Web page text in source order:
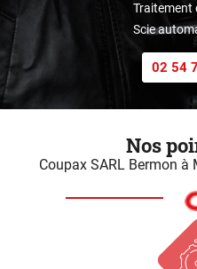
Traitement
Scie
02 54
Nos
Coupax SARL Bermon